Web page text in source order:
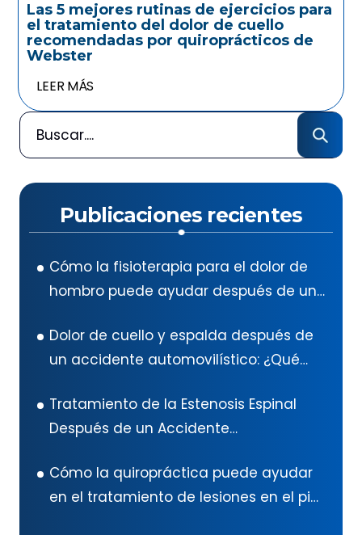
Las 5 mejores rutinas de ejercicios para
el tratamiento del dolor de cuello
recomendadas por quiroprácticos de
Webster
LEER MÁS
Publicaciones recientes
Cómo la fisioterapia para el dolor de
hombro puede ayudar después de un
Dolor de cuello y espalda después de
un accidente automovilístico: ¿Qué
Tratamiento de la Estenosis Espinal
Después de un Accidente
Cómo la quiropráctica puede ayudar
en el tratamiento de lesiones en el pie